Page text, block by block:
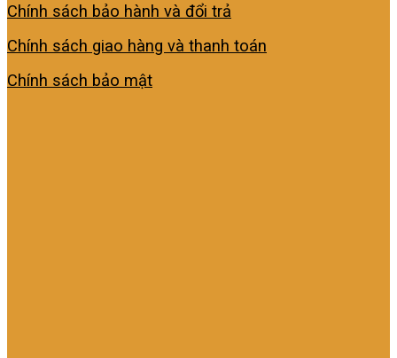
Chính sách bảo hành và đổi trả
Chính sách giao hàng và thanh toán
Chính sách bảo mật